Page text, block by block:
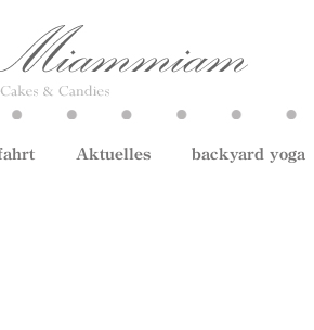
Aktuelles
backyard yoga